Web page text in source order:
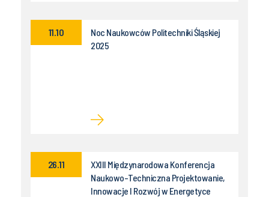
Noc Naukowców Politechniki Śląskiej
2025
11.10
XXIII Międzynarodowa Konferencja
Naukowo-Techniczna Projektowanie,
Innowacje I Rozwój w Energetyce
26.11